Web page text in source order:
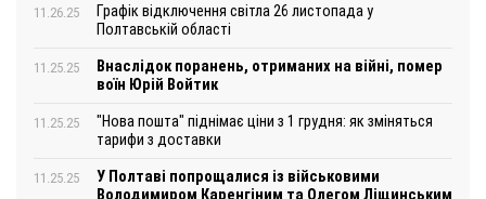
11.26.25
Графік відключення світла 26 листопада у
Полтавській області
11.25.25
Внаслідок поранень, отриманих на війні, помер
воїн Юрій Войтик
11.25.25
"Нова пошта" піднімає ціни з 1 грудня: як зміняться
тарифи з доставки
11.25.25
У Полтаві попрощалися із військовими
Володимиром Каренгіним та Олегом Ліщинським